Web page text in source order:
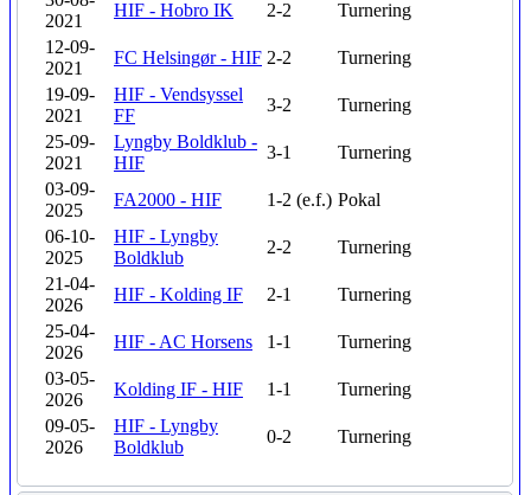
2021
HIF - Hobro IK 2-2
Turnering
12-09-
2021
FC Helsingør - HIF 2-2
Turnering
19-09-
2021
HIF - Vendsyssel
FF
3-2
Turnering
25-09-
2021
Lyngby Boldklub -
HIF
3-1
Turnering
03-09-
2025
FA2000 - HIF 1-2 (e.f.) Pokal
06-10-
2025
HIF - Lyngby
Boldklub
2-2
Turnering
21-04-
2026
HIF - Kolding IF 2-1
Turnering
25-04-
2026
HIF - AC Horsens 1-1
Turnering
03-05-
2026
Kolding IF - HIF 1-1
Turnering
09-05-
2026
HIF - Lyngby
Boldklub
0-2 Turnering